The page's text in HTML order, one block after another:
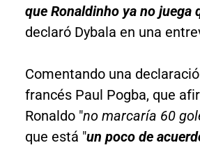
que Ronaldinho ya no
declaró Dybala en una
Comentando una
francés Paul Pogba, que
Ronaldo "no marcaría 60
que está "un poco de